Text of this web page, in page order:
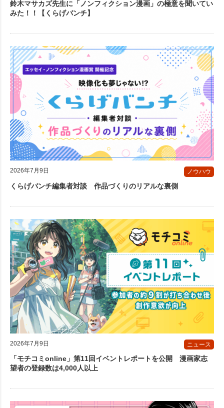
鈴木マサカズ先生に「ノンフィクション漫画」の極意を聞いてい
みた！！【くらげバンチ】
2026年7月9日 ノウハウ
くらげバンチ編集者対談 作品づくりのリアルな裏側
2026年7月9日 ニュース
「モチコミonline」第11回イベントレポートを公開 漫画家志
望者の登録数は4,000人以上